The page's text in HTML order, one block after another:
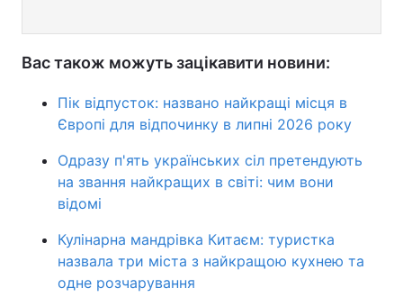
Вас також можуть зацікавити новини:
Пік відпусток: названо найкращі місця в
Європі для відпочинку в липні 2026 року
Одразу п'ять українських сіл претендують
на звання найкращих в світі: чим вони
відомі
Кулінарна мандрівка Китаєм: туристка
назвала три міста з найкращою кухнею та
одне розчарування